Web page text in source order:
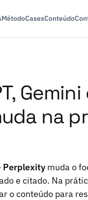
MétodoCasesConteúdo
na
Perplexity muda o
e citado. Na
o conteúdo para